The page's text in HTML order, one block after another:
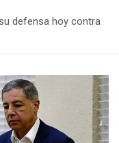
defensa hoy contra